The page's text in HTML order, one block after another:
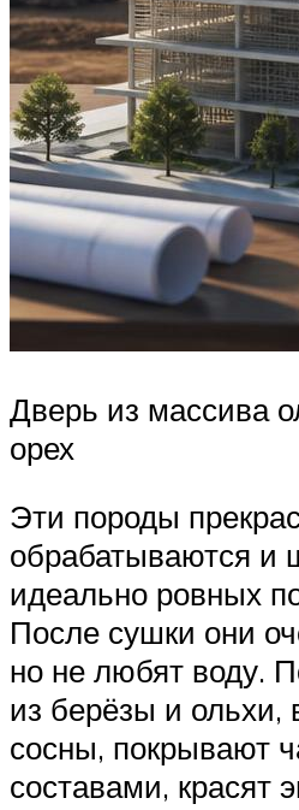
Дверь из массива
орех
Эти породы
обрабатываются и
идеально ровных
После сушки они
но не любят воду.
из берёзы и ольхи,
сосны, покрывают
составами, красят